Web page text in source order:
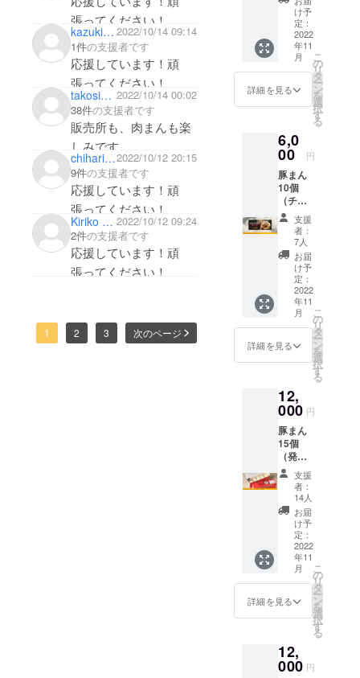
張ってください！
kazuki88888888 2022/10/14 09:14
1件の支援者です
応援しています！頑
張ってください！
takosioko 2022/10/14 00:02
38件の支援者です
販売所も、肉まんも楽
しみです
chiharism59202022/10/12 20:15
9件の支援者です
応援しています！頑
張ってください！
Kiriko QB 2022/10/12 09:24
2件の支援者です
応援しています！頑
張ってください！
1 2 3 次のページ
け予
定：
2022
年11
月
詳細を見る
こ
の
リ
タ
ー
ン
を
選
択
す
る
6,0
00 円
豚まん
10個
（チ
ケッ
ト）、
感謝状
※チケッ
トの有
効期限
は、
2022年
11月〜
2023年
5月まで
の半年
す。 ※
チケッ
トの利
用でき
る店舗
は本店
とし、
営業時
間は10
時〜18
時まで
となり
ます。
支援
者：
7人
お届
け予
定：
2022
年11
月
詳細を見る
こ
の
リ
タ
ー
ン
を
選
択
す
る
12,
000 円
豚まん
15個
（発
送）、
感謝状
支援
者：
14人
お届
け予
定：
2022
年11
月
詳細を見る
こ
の
リ
タ
ー
ン
を
選
択
す
る
12,
000 円